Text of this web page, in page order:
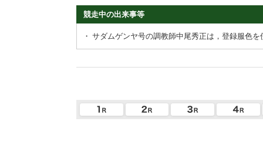
競走中の出来事等
・ サダムゲンヤ号の調教師中尾秀正は，登録服色